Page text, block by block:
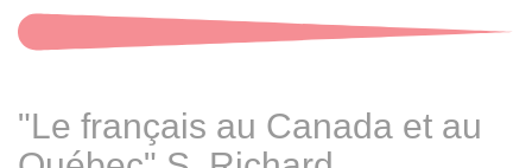
"Le français au Canada et au